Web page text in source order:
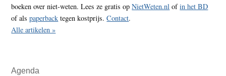
boeken over niet-weten. Lees ze gratis opNietWeten.nl ofin het BD
of alspaperback tegen kostprijs.Contact.
Alle artikelen »
Agenda